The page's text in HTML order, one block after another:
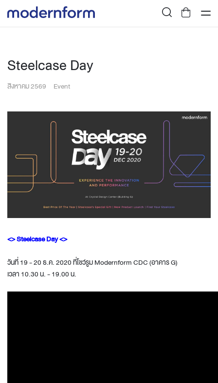
Steelcase Day
สิงหาคม 2569 Event
<> Steelcase Day <>
วันที่ 19 - 20 ธ.ค. 2020 ที่โชว์รูม Modernform CDC (อาคาร G)
เวลา 10.30 น. - 19.00 น.